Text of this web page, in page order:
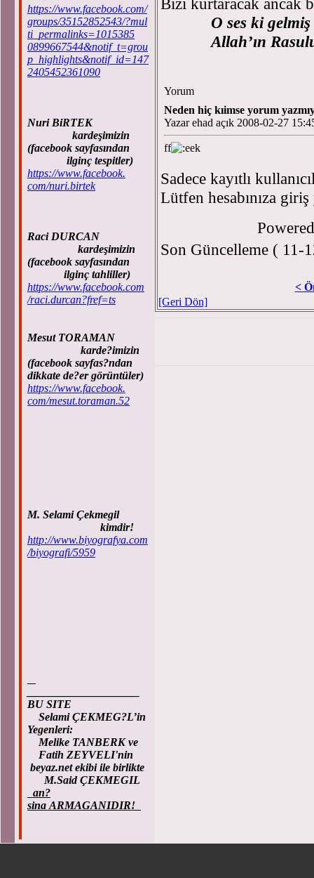
https://www.facebook.com/
groups/35152852543/?mul
ti_permalinks=1015385
0899667544&notif_t=grou
p_highlights&notif_id=147
2405452361090
Nuri BiRTEK
kardeşimizin
(facebook sayfasından
ilginç tespitler)
https://www.facebook.
com/nuri.birtek
Raci DURCAN
kardeşimizin
(facebook sayfasından
ilginç tahliller)
https://www.facebook.com
/raci.durcan?fref=ts
Mesut TORAMAN
karde?imizin
(facebook sayfas?ndan
dikkate de?er görüntüler)
https://www.facebook.
com/mesut.toraman.52
M. Selami Çekmegil
kimdir!
http://www.biyografya.com
/biyografi/5959
BU SITE
Selami ÇEKMEG?L’in
Yegenleri:
Melike TANBERK ve
Fatih ZEYVELI'nin
beyaz.net ekibi ile birlikte
M.Said ÇEKMEGIL
an?
sina ARMAGANIDIR!
O ses ki
Allah’ın
Yorum
Neden hiç kıimse yorum
Yazar ehad açık 2008-02-27
ff
Sadece kayıtlı
Lütfen hesabınıza
Son Güncelleme ( 11-
<
[Geri Dön]